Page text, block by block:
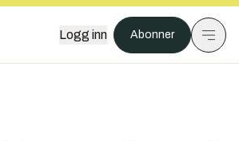
Logg inn Abonner